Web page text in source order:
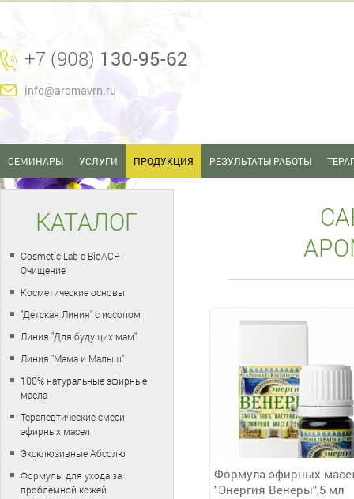
+7 (908) 130-95-62
info@aromavrn.ru
СЕМИНАРЫ УСЛУГИ ПРОДУКЦИЯ РЕЗУЛЬТАТЫ РАБОТЫ
Формула эфирных
"Энергия Венеры",5 мл
КАТАЛОГ
Cosmetic Lab с BioACP -
Очищение
Косметические основы
"Детская Линия" с иссопом
Линия "Для будущих мам"
Линия "Мама и Малыш"
100% натуральные эфирные
масла
Терапевтические смеси
эфирных масел
Эксклюзивные Абсолю
Формулы для ухода за
проблемной кожей